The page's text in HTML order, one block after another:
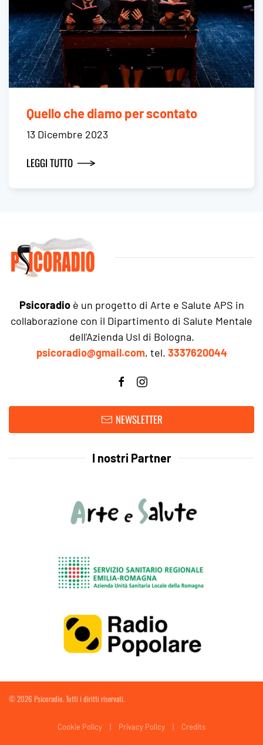
Quello che diamo per scontato
13 Dicembre 2023
LEGGI TUTTO
Psicoradioè un progetto di Arte e Salute APS in
collaborazione con il Dipartimento di Salute Mentale
dell'Azienda Usl di Bologna.
psicoradio@gmail.com, tel. 3337620044
NEWSLETTER
I nostri Partner
©2026 Psicoradio. Tutti i diritti riservati.
Cookie Policy | Privacy Policy | Credits